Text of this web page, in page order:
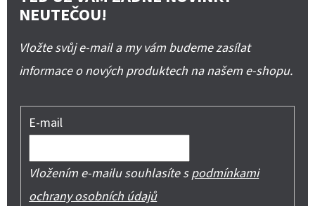
NEUTEČOU!
Vložte svůj e-mail a my vám budeme zasílat
informace o nových produktech na našem e-shopu.
E-mail
Vložením e-mailu souhlasíte spodmínkami
ochrany osobních údajů